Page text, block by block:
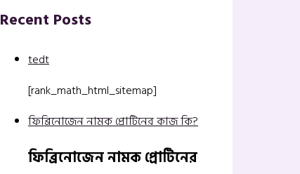
Recent Posts
tedt
[rank_math_html_sitemap]
ফিব্রিনোজেন নামক প্রোটিনের কাজ কি?
ফিব্রিনোজেন নামক প্রোটিনের